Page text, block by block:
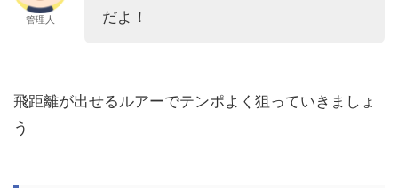
管理人
だよ！
飛距離が出せるルアーでテンポよく狙っていきましょ
う